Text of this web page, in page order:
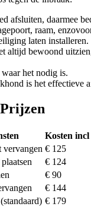
afsluiten, daarmee
raam,
laten installeren.
altijd bewoond
waar het nodig is.
is het effectieve
Kosten
vervangen € 125
€ 124
€ 90
€ 144
€ 179